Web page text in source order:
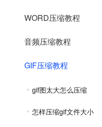
WORD压缩教程
音频压缩教程
GIF压缩教程
gif图太大怎么压缩
怎样压缩gif文件大小